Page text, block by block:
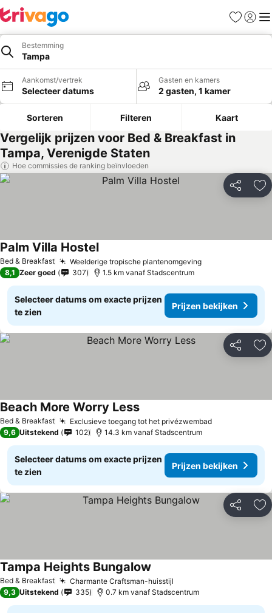
Favorieten
Bestemming
Tampa
Aankomst/vertrek
Selecteer datums
Gasten en kamers
2 gasten, 1 kamer
Sorteren Filteren Kaart
Vergelijk prijzen voor Bed & Breakfast in
Tampa, Verenigde Staten
Hoe commissies de ranking beïnvloeden
Delen
Bed & Breakfast Weelderige tropische plantenomgeving
Palm Villa Hostel
8,1 Zeer goed 307 1.5 km vanaf Stadscentrum
Selecteer datums om exacte prijzen
te zien
Prijzen bekijken
Delen
Bed & Breakfast Exclusieve toegang tot het privézwembad
Beach More Worry Less
9,6 Uitstekend 102 14.3 km vanaf Stadscentrum
Selecteer datums om exacte prijzen
te zien
Prijzen bekijken
Delen
Bed & Breakfast Charmante Craftsman-huisstijl
Tampa Heights Bungalow
9,3 Uitstekend 335 0.7 km vanaf Stadscentrum